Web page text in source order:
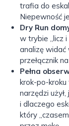
trafia do
Niepewność
Dry Run
w trybie „licz i
analizę widać
przełącznik
Pełna
krok-po-kroku
narzędzi
i dlaczego
który